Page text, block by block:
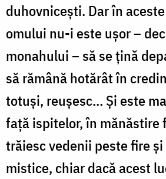
duhovniceşti. Dar în
omului nu-i este uşor –
monahului – să se ţină
să rămână hotărât în
totuşi, reuşesc… Şi este
faţă ispitelor, în mănăstire
trăiesc vedenii peste fire
mistice, chiar dacă acest